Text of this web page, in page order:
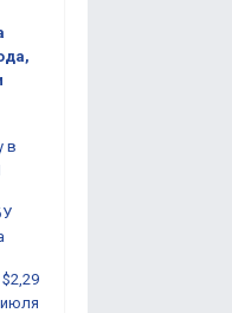
в